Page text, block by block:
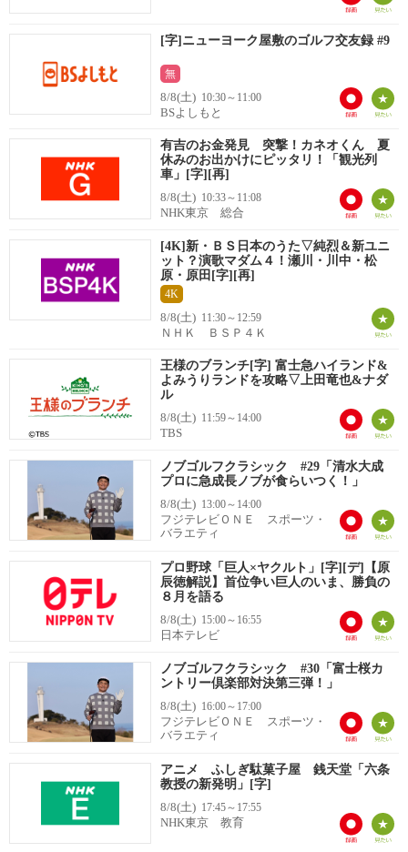
[字]ニューヨーク屋敷のゴルフ交友録 #9
無
8/8(土) 10:30～11:00
BSよしもと
有吉のお金発見 突撃！カネオくん 夏
休みのお出かけにピッタリ！「観光列
車」[字][再]
8/8(土) 10:33～11:08
NHK東京 総合
[4K]新・ＢＳ日本のうた▽純烈＆新ユニ
ット？演歌マダム４！瀬川・川中・松
原・原田[字][再]
4K
8/8(土) 11:30～12:59
ＮＨＫ ＢＳＰ４Ｋ
王様のブランチ[字] 富士急ハイランド&
よみうりランドを攻略▽上田竜也&ナダ
ル
8/8(土) 11:59～14:00
TBS
ノブゴルフクラシック #29「清水大成
プロに急成長ノブが食らいつく！」
8/8(土) 13:00～14:00
フジテレビＯＮＥ スポーツ・
バラエティ
プロ野球「巨人×ヤクルト」[字][デ]【原
辰徳解説】首位争い巨人のいま、勝負の
８月を語る
8/8(土) 15:00～16:55
日本テレビ
ノブゴルフクラシック #30「富士桜カ
ントリー倶楽部対決第三弾！」
8/8(土) 16:00～17:00
フジテレビＯＮＥ スポーツ・
バラエティ
アニメ ふしぎ駄菓子屋 銭天堂「六条
教授の新発明」[字]
8/8(土) 17:45～17:55
NHK東京 教育